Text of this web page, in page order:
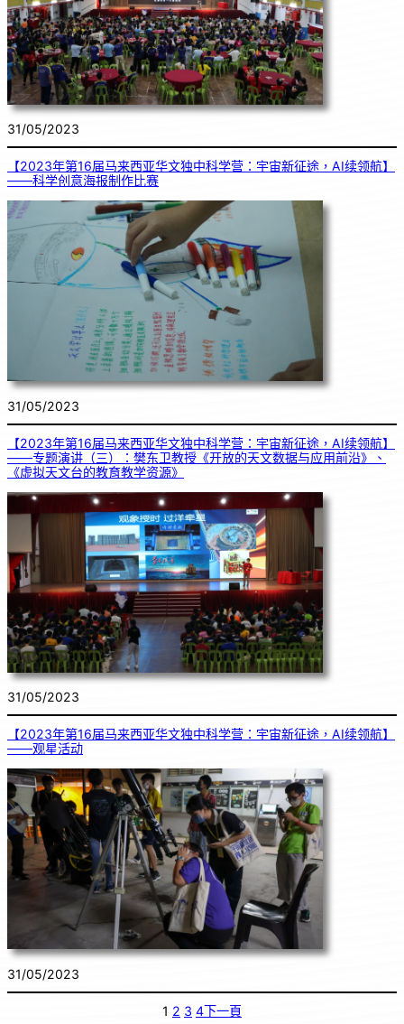
31/05/2023
【2023年第16届马来西亚华文独中科学营：宇宙新征途，AI续领航】
——科学创意海报制作比赛
31/05/2023
【2023年第16届马来西亚华文独中科学营：宇宙新征途，AI续领航】
——专题演讲（三）：樊东卫教授《开放的天文数据与应用前沿》、
《虚拟天文台的教育教学资源》
31/05/2023
【2023年第16届马来西亚华文独中科学营：宇宙新征途，AI续领航】
——观星活动
31/05/2023
1 2 3 4下一頁